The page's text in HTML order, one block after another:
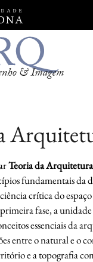
principal
Teoria da
fundamentais da
crítica do espaço
fase, a
essenciais da
entre o natural e o
e a topografia